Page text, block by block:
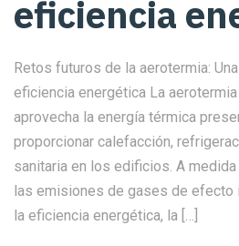
eficiencia
Retos futuros de la aerotermia:
eficiencia energética La
aprovecha la energía térmica
proporcionar calefacción,
sanitaria en los edificios. A
las emisiones de gases de efecto
la eficiencia energética, la […]